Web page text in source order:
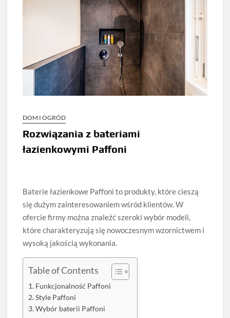
DOM I OGRÓD
Rozwiązania z bateriami
łazienkowymi Paffoni
Baterie łazienkowe Paffoni to produkty, które cieszą
się dużym zainteresowaniem wśród klientów. W
ofercie firmy można znaleźć szeroki wybór modeli,
które charakteryzują się nowoczesnym wzornictwem i
wysoką jakością wykonania.
Table of Contents
Funkcjonalność Paffoni
Style Paffoni
Wybór baterii Paffoni